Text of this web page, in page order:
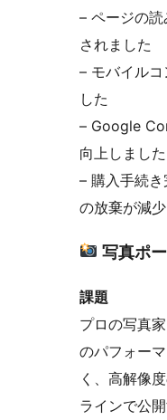
– ページの
されました
– モバイル
した
– Google
向上しました
– 購入手続
の放棄が減
写真ポ
課題
プロの写真
のパフォー
く、高解像
ラインで公